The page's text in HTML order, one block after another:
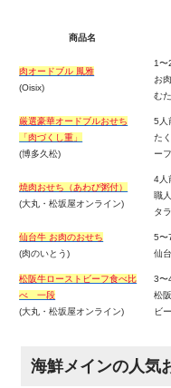
商品名
肉オードブル 鳳雅
(Oisix)
1〜
お
む
厳選豪華オードブルおせち
「肉づくし重」
(博多久松)
5人
た
ー
焼肉おせち（あわび粥付）
(大丸・松坂屋オンライン)
4人
職
タ
仙台牛 お肉のおせち
(肉のいとう)
5〜
仙
松阪牛ローストビーフ食べ比
べ 一段
(大丸・松坂屋オンライン)
3〜
松
ビ
海鮮メインの人気